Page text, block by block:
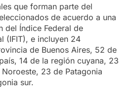
que forman parte del
de acuerdo a una
del Índice Federal de
(IFIT), e incluyen 24
de Buenos Aires, 52 de
14 de la región cuyana, 23
23 de Patagonia
sur.